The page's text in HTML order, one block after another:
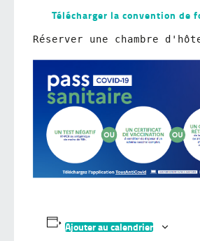
Télécharger la convention de
Réserver une chambre
Ajouter au calendrier